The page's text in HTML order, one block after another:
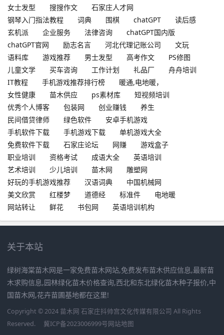
女士发型
搜搜作文
石家庄人才网
钢琴入门指法教程
词典 围棋 chatGPT
读后感
玄机派
企业服务 法律咨询
chatGPT国内版
chatGPT官网
励志名言 河北代理记账公司
文玩
语料库
游戏推荐 男士发型 高考作文
PS修图
儿童文学
买车咨询 工作计划 礼品厂
舟舟培训
IT教程
手机游戏推荐排行榜
暖通,电地暖，
女性健康
苗木供应 ps素材库
短视频培训
优秀个人博客
包装网 创业赚钱
养生
民间借贷律师
绿色软件
安卓手机游戏
手机软件下载
手机游戏下载
单机游戏大全
免费软件下载
石家庄论坛 网赚
游戏盒子
职业培训
资格考试 成语大全
英语培训
艺术培训
少儿培训 苗木网
雕塑网
好玩的手机游戏推荐
汉语词典
中国机械网
美文欣赏
红楼梦 道德经 标准件
电地暖
网站转让
鲜花 书包网 英语培训机构
关于本站
绿树海棠苗木网是一家免费苗木网站,免费发布苗木供应信息,最新苗
木求购信息,园林绿化苗木价格查询,西北和东北绿化苗木种子报价,中
国苗木网,花卉苗圃基地都在这里!
Copyright © 2024 苗木网 石家庄抖帅宫文化传媒有限公司 All Rights
Reserved.
冀ICP备2023006999号网站地图